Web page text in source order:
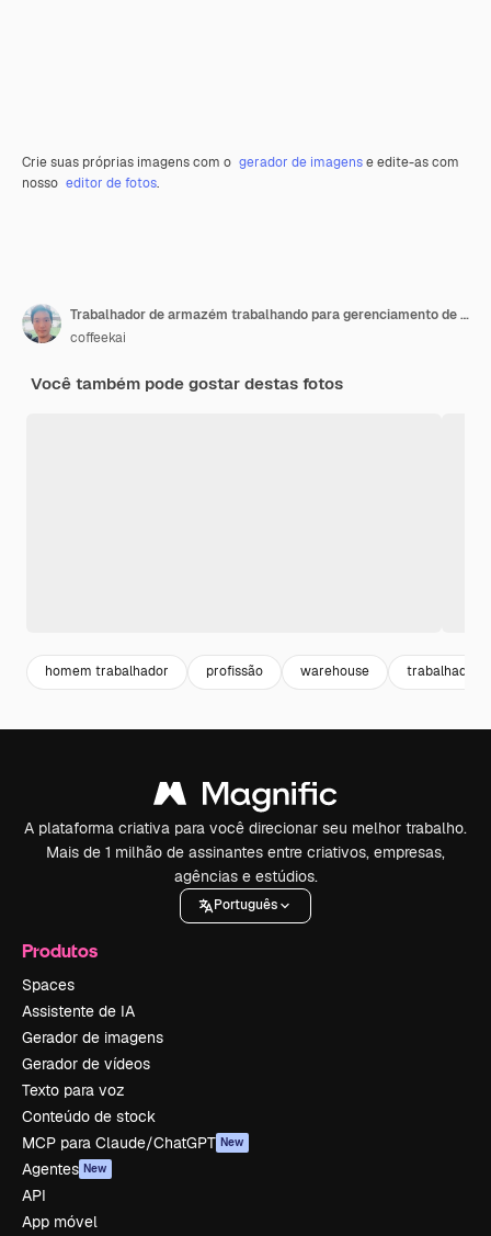
Crie suas próprias imagens com o gerador de imagense edite-as com
nosso editor de fotos.
Trabalhador de armazém trabalhando para gerenciamento de estoque, logística de produtos, indústria de transporte
coffeekai
Você também pode gostar destas fotos
homem trabalhador profissão warehouse
A plataforma criativa para você direcionar seu melhor trabalho.
Mais de 1 milhão de assinantes entre criativos, empresas,
agências e estúdios.
Português
Produtos
Spaces
Assistente de IA
Gerador de imagens
Gerador de vídeos
Texto para voz
Conteúdo de stock
MCP para Claude/ChatGPT New
Agentes New
API
App móvel